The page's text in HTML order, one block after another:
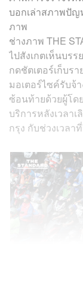
บอกเล่าสภาพปัญ
ภาพ
ช่างภาพ THE
ไปสังเกตเห็นบร
กดชัตเตอร์เก็บร
มอเตอร์ไซค์รับจ้
ซ้อนท้ายด้วยผู้โด
บริการหลังเวลา
กรุง กับช่วงเวลา